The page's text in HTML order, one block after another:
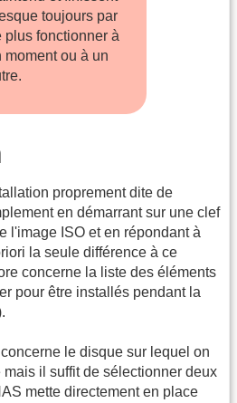
toujours par
plus fonctionner à
moment ou à un
proprement dite de
en démarrant sur une clef
l'image ISO et en répondant à
la seule différence à ce
concerne la liste des éléments
pour être installés pendant la
le disque sur lequel on
il suffit de sélectionner deux
mette directement en place